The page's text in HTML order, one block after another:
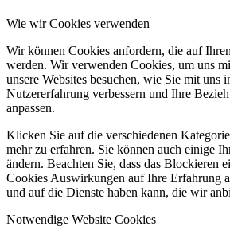
Wie wir Cookies verwenden
Wir können Cookies anfordern, die auf
werden. Wir verwenden Cookies, um uns
unsere Websites besuchen, wie Sie mit uns
Nutzererfahrung verbessern und Ihre
anpassen.
Klicken Sie auf die verschiedenen
mehr zu erfahren. Sie können auch einige
ändern. Beachten Sie, dass das Blockieren
Cookies Auswirkungen auf Ihre Erfahrung
und auf die Dienste haben kann, die wir
Notwendige Website Cookies